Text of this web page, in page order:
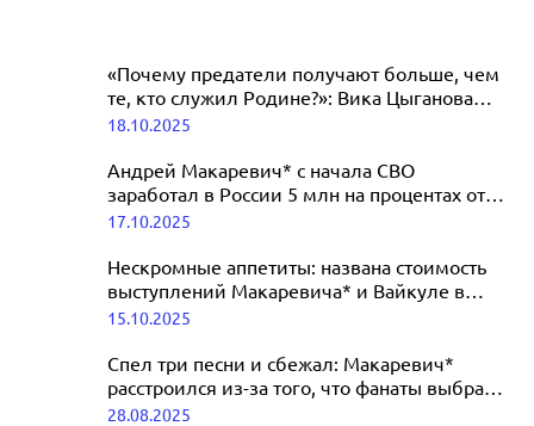
«Почему предатели получают больше, чем
те, кто служил Родине?»: Вика Цыганова
«обрушилась» на Макаревича*
18.10.2025
Андрей Макаревич* с начала СВО
заработал в России 5 млн на процентах от
вкладов
17.10.2025
Нескромные аппетиты: названа стоимость
выступлений Макаревича* и Вайкуле в
США
15.10.2025
Спел три песни и сбежал: Макаревич*
расстроился из-за того, что фанаты выбрали
не его, а концерт Земфиры*
28.08.2025